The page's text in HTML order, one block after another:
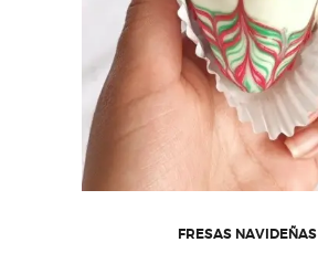
FRESAS NAVIDEÑAS